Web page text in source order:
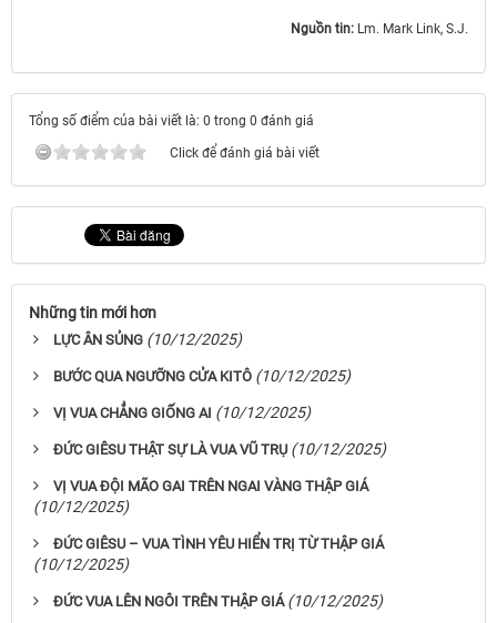
Nguồn tin: Lm. Mark Link, S.J.
Tổng số điểm của bài viết là: 0 trong 0 đánh giá
Click để đánh giá bài viết
Những tin mới hơn
LỰC ÂN SỦNG (10/12/2025)
BƯỚC QUA NGƯỠNG CỬA KITÔ (10/12/2025)
VỊ VUA CHẲNG GIỐNG AI (10/12/2025)
ĐỨC GIÊSU THẬT SỰ LÀ VUA VŨ TRỤ (10/12/2025)
VỊ VUA ĐỘI MÃO GAI TRÊN NGAI VÀNG THẬP GIÁ
(10/12/2025)
ĐỨC GIÊSU – VUA TÌNH YÊU HIỂN TRỊ TỪ THẬP GIÁ
(10/12/2025)
ĐỨC VUA LÊN NGÔI TRÊN THẬP GIÁ (10/12/2025)